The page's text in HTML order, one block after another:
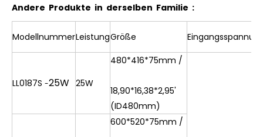
Andere Produkte in derselben Familie :
ModellnummerLeistungGröße
LL0187S -25W 25W
480*416*75mm /
18,90*16,38*2,95'
(ID480mm)
600*520*75mm /